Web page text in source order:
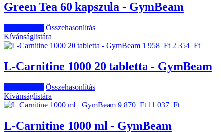
Green Tea 60 kapszula - GymBeam
Összehasonlítás
Kívánságlistára
1 958 Ft 2 354 Ft
L-Carnitine 1000 20 tabletta - GymBeam
Összehasonlítás
Kívánságlistára
9 870 Ft 11 037 Ft
L-Carnitine 1000 ml - GymBeam